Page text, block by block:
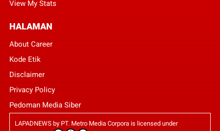
View My Stats
HALAMAN
About Career
Kode Etik
Disclaimer
Privacy Policy
Pedoman Media Siber
LAPADNEWSby PT. Metro Media Corporais licensed under